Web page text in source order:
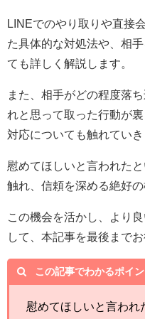
LINEでのやり取りや直接
た具体的な対処法や、相
ても詳しく解説します。
また、相手がどの程度落
れと思って取った行動が
対応についても触れていき
慰めてほしいと言われた
触れ、信頼を深める絶好の
この機会を活かし、より
して、本記事を最後までお
この記事でわかるポイン
慰めてほしいと言われ